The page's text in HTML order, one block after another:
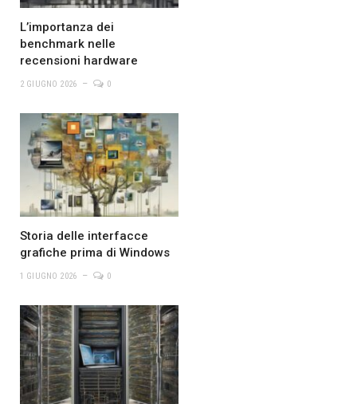
L’importanza dei
benchmark nelle
recensioni hardware
2 GIUGNO 2026 0
Storia delle interfacce
grafiche prima di Windows
1 GIUGNO 2026 0